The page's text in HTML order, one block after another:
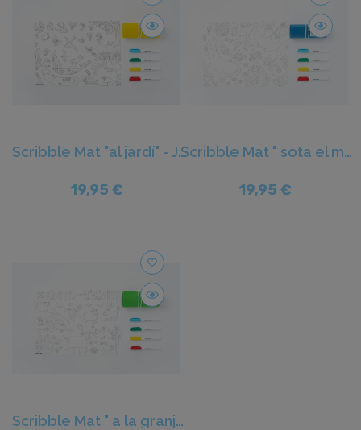
Scribble Mat "al jardí" - Juegaconmigo
19,95 €
Scribble Mat " sota el mar" - Juegaconmigo
19,95 €
favorite_border
Scribble Mat " a la granja" - Juegaconmigo